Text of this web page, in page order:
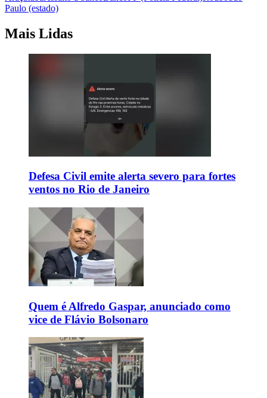
Paulo (estado)
Mais Lidas
Defesa Civil emite alerta severo para fortes
ventos no Rio de Janeiro
Quem é Alfredo Gaspar, anunciado como
vice de Flávio Bolsonaro